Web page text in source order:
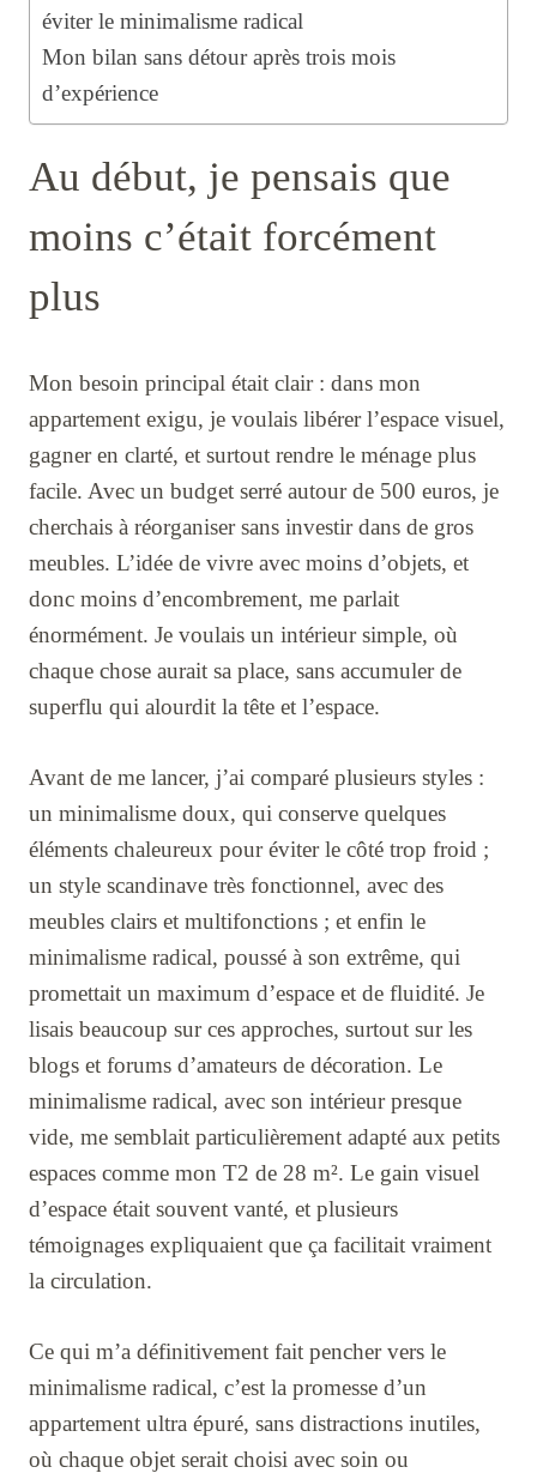
éviter le minimalisme radical
Mon bilan sans détour après trois mois
d’expérience
Au début, je pensais que
moins c’était forcément
plus
Mon besoin principal était clair : dans mon
appartement exigu, je voulais libérer l’espace visuel,
gagner en clarté, et surtout rendre le ménage plus
facile. Avec un budget serré autour de 500 euros, je
cherchais à réorganiser sans investir dans de gros
meubles. L’idée de vivre avec moins d’objets, et
donc moins d’encombrement, me parlait
énormément. Je voulais un intérieur simple, où
chaque chose aurait sa place, sans accumuler de
superflu qui alourdit la tête et l’espace.
Avant de me lancer, j’ai comparé plusieurs styles :
un minimalisme doux, qui conserve quelques
éléments chaleureux pour éviter le côté trop froid ;
un style scandinave très fonctionnel, avec des
meubles clairs et multifonctions ; et enfin le
minimalisme radical, poussé à son extrême, qui
promettait un maximum d’espace et de fluidité. Je
lisais beaucoup sur ces approches, surtout sur les
blogs et forums d’amateurs de décoration. Le
minimalisme radical, avec son intérieur presque
vide, me semblait particulièrement adapté aux petits
espaces comme mon T2 de 28 m². Le gain visuel
d’espace était souvent vanté, et plusieurs
témoignages expliquaient que ça facilitait vraiment
la circulation.
Ce qui m’a définitivement fait pencher vers le
minimalisme radical, c’est la promesse d’un
appartement ultra épuré, sans distractions inutiles,
où chaque objet serait choisi avec soin ou